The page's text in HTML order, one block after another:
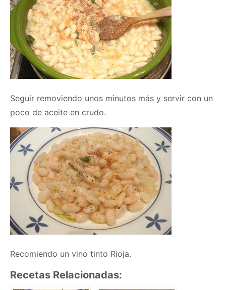
Seguir removiendo unos minutos más y servir con un
poco de aceite en crudo.
Recomiendo un vino tinto Rioja.
Recetas Relacionadas: